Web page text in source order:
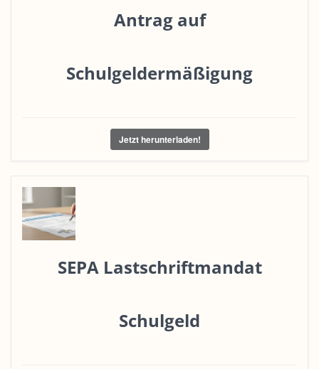
Antrag auf
Schulgeldermäßigung
Jetzt herunterladen!
SEPA Lastschriftmandat
Schulgeld